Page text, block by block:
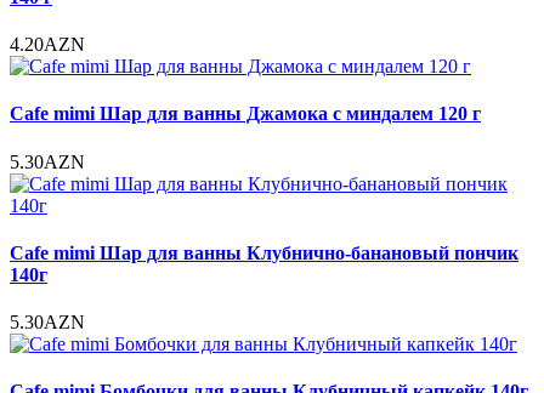
4.20AZN
Cafe mimi Шар для ванны Джамока с миндалем 120 г
5.30AZN
Cafe mimi Шар для ванны Клубнично-банановый пончик
140г
5.30AZN